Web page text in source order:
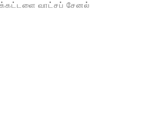
வாட்சப் சேனல்